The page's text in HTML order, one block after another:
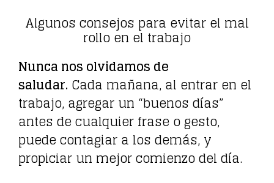
Algunos consejos para evitar el mal
rollo en el trabajo
Nunca nos olvidamos de
saludar. Cada mañana, al entrar en el
trabajo, agregar un “buenos días”
antes de cualquier frase o gesto,
puede contagiar a los demás, y
propiciar un mejor comienzo del día.